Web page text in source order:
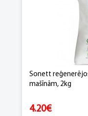
Sonett
mašīnām, 2kg
4.20€